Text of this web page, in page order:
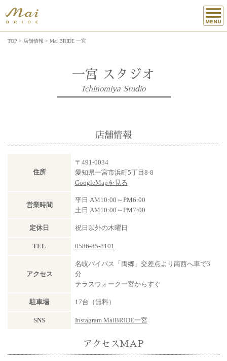
TOP > 店舗情報 > Mai BRIDE 一宮
一宮 スタジオ
Ichinomiya Studio
店舗情報
住所
〒491-0034
愛知県一宮市浜町5丁目8-8
GoogleMapを見る
営業時間
平日 AM10:00～PM6:00
土日 AM10:00～PM7:00
定休日 祝日以外の木曜日
TEL 0586-85-8101
アクセス
名岐バイパス「両郷」交差点より南西へ車で3
分
テラスウォーク一宮からすぐ
駐車場 17台（無料）
SNS Instagram MaiBRIDE一宮
アクセスMAP